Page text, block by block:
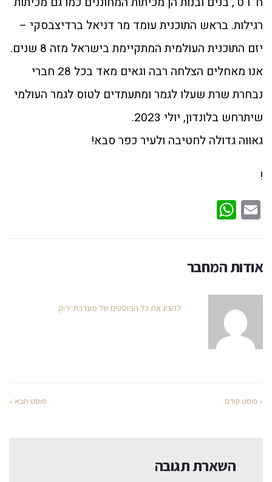
רגילות. בראש התוכנית עומד מר דניאל ברדיצבסקי –
יזם התוכנית העולמית המתקיימת בישראל מזה 8 שנים.
אנו מאחלים הצלחה רבה וגאים מאד בכל 28 חברי
נבחרת שרת שעלו לגמר ומתעתדים לטוס לגמר העולמי
שיתרחש בלונדון, יולי 2023.
גאווה גדולה לחטיבה ולעיר כפר סבא!
!
Email
אודות המחבר
להציג את כל הפוסטים של מערכת ירוק
« פוסט קודם פוסט הבא »
השארת תגובה